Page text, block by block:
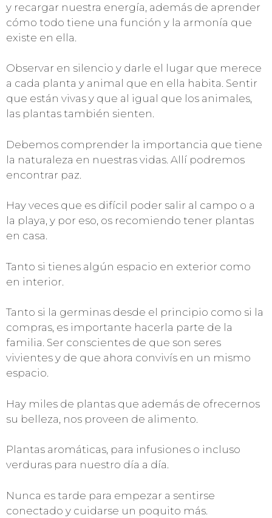
y recargar nuestra energía, además de aprender
cómo todo tiene una función y la armonía que
existe en ella.
Observar en silencio y darle el lugar que merece
a cada planta y animal que en ella habita. Sentir
que están vivas y que al igual que los animales,
las plantas también sienten.
Debemos comprender la importancia que tiene
la naturaleza en nuestras vidas. Allí podremos
encontrar paz.
Hay veces que es difícil poder salir al campo o a
la playa, y por eso, os recomiendo tener plantas
en casa.
Tanto si tienes algún espacio en exterior como
en interior.
Tanto si la germinas desde el principio como si la
compras, es importante hacerla parte de la
familia. Ser conscientes de que son seres
vivientes y de que ahora convivís en un mismo
espacio.
Hay miles de plantas que además de ofrecernos
su belleza, nos proveen de alimento.
Plantas aromáticas, para infusiones o incluso
verduras para nuestro día a día.
Nunca es tarde para empezar a sentirse
conectado y cuidarse un poquito más.